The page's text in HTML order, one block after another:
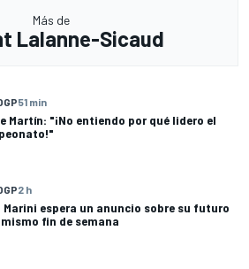
Más de
Lalanne-Sicaud
51 min
Martín: "¡No entiendo por qué lidero el
2 h
Marini espera un anuncio sobre su futuro
fin de semana